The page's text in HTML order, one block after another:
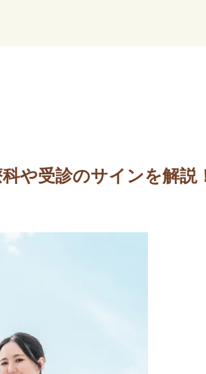
や受診のサインを解説